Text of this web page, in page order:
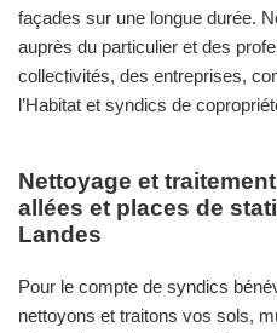
façades sur une longue durée.
auprès du particulier et des
collectivités, des entreprises,
l’Habitat et syndics de
Nettoyage et
allées et places de
Landes
Pour le compte de syndics
nettoyons et traitons vos sols,